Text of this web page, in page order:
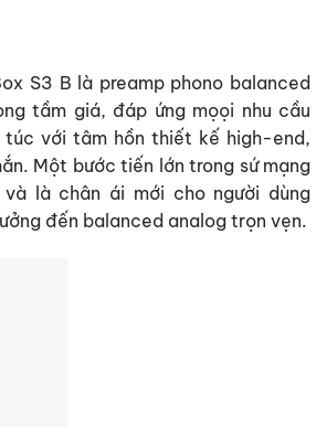
S3 B là preamp phono balanced
tầm giá, đáp ứng mọọi nhu cầu
túc với tâm hồn thiết kế high-end,
Một bước tiến lớn trong sứ mạng
là chân ái mới cho người dùng
đến balanced analog trọn vẹn.